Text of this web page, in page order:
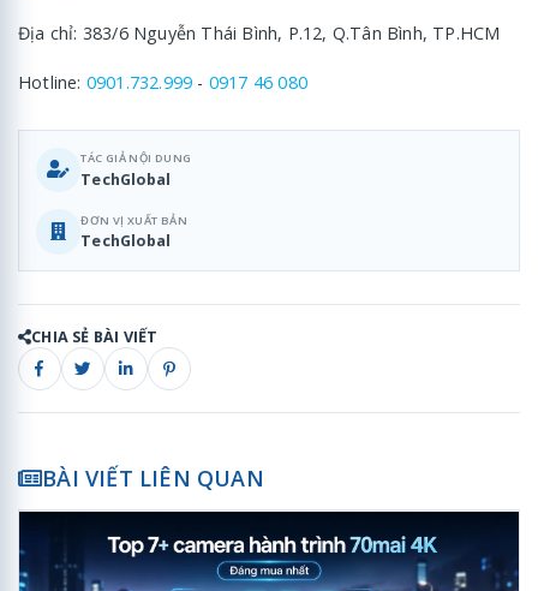
Địa chỉ: 383/6 Nguyễn Thái Bình, P.12, Q.Tân Bình, TP.HCM
Hotline: 0901.732.999 - 0917 46 080
TÁC GIẢ NỘI DUNG
TechGlobal
ĐƠN VỊ XUẤT BẢN
TechGlobal
CHIA SẺ BÀI VIẾT
BÀI VIẾT LIÊN QUAN